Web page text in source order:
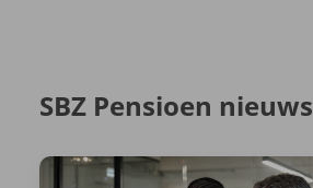
SBZ Pensioen nieuws